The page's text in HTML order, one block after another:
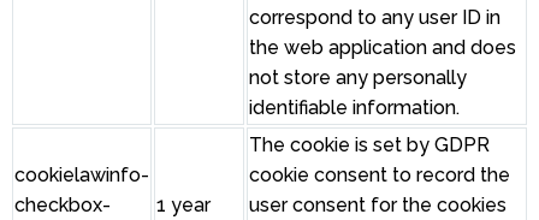
correspond to any user ID in
the web application and does
not store any personally
identifiable information.
cookielawinfo-
checkbox-
1 year
The cookie is set by GDPR
cookie consent to record the
user consent for the cookies